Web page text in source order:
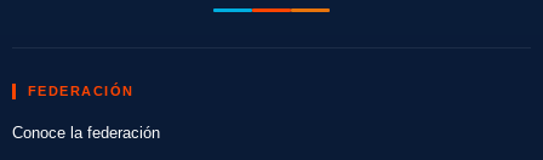
FEDERACIÓN
Conoce la federación